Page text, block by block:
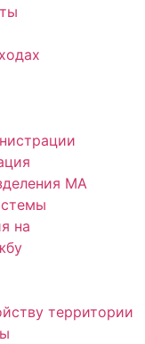
МА
на
территории